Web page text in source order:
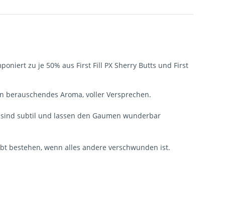
zu je 50% aus First Fill PX Sherry Butts und First
Aroma, voller Versprechen.
subtil und lassen den Gaumen wunderbar
bestehen, wenn alles andere verschwunden ist.